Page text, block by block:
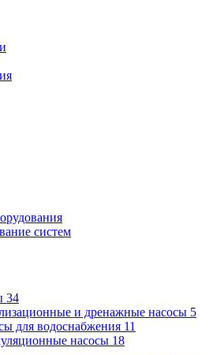
систем
34
и дренажные насосы 5
для водоснабжения 11
насосы 18